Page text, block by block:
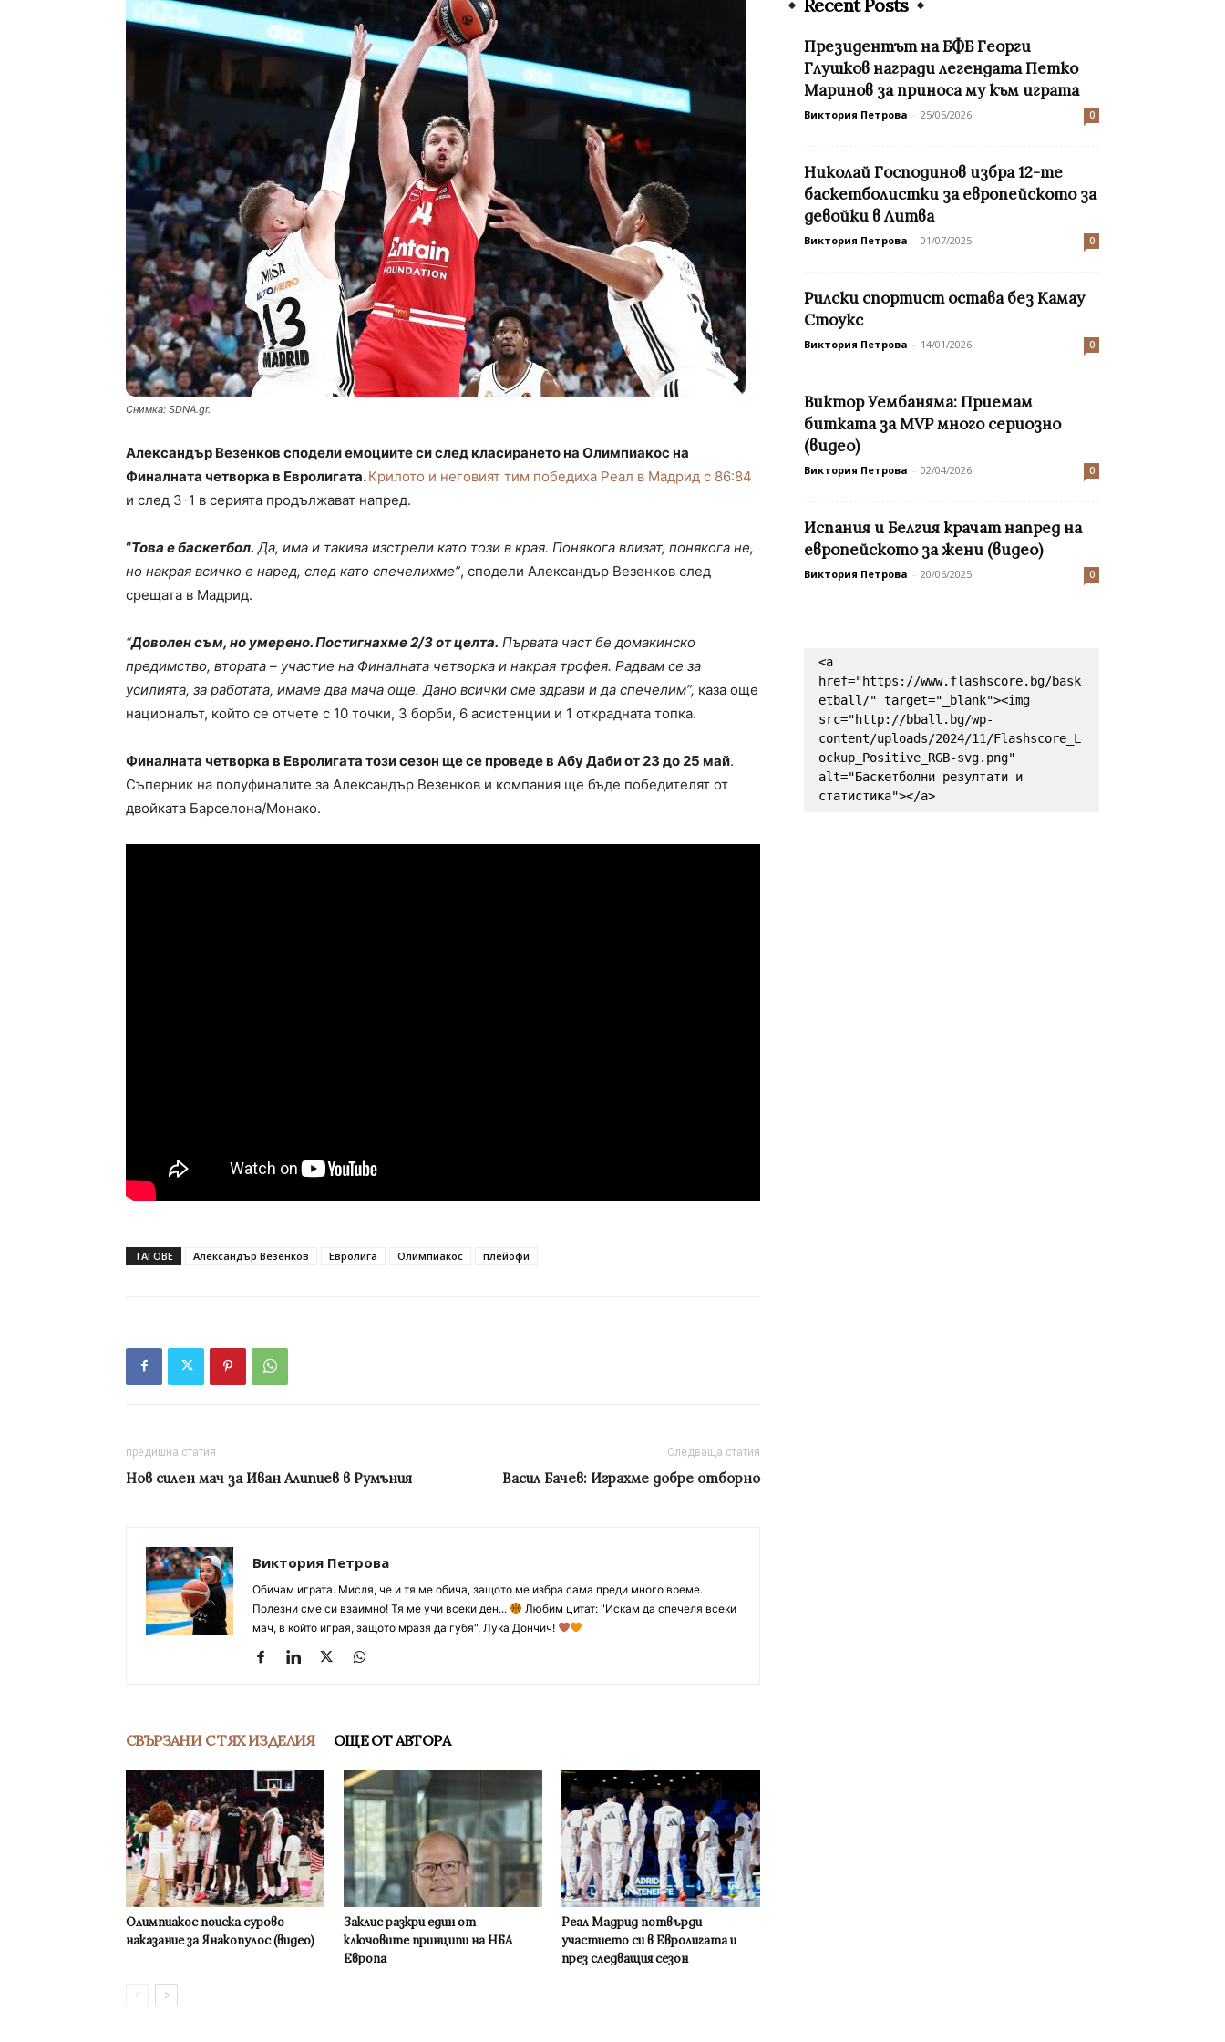
Снимка: SDNA.gr.
Александър Везенков сподели емоциите си след класирането на Олимпиакос на
Финалната четворка в Евролигата.Крилото и неговият тим победиха Реал в Мадрид с 86:84
и след 3-1 в серията продължават напред.
“Това е баскетбол. Да, има и такива изстрели като този в края. Понякога влизат, понякога не,
но накрая всичко е наред, след като спечелихме”, сподели Александър Везенков след
срещата в Мадрид.
“Доволен съм, но умерено. Постигнахме 2/3 от целта. Първата част бе домакинско
предимство, втората – участие на Финалната четворка и накрая трофея. Радвам се за
усилията, за работата, имаме два мача още. Дано всички сме здрави и да спечелим”, каза oще
националът, който се отчете с 10 точки, 3 борби, 6 асистенции и 1 открадната топка.
Финалната четворка в Евролигата този сезон ще се проведе в Абу Даби от 23 до 25 май.
Съперник на полуфиналите за Александър Везенков и компания ще бъде победителят от
двойката Барселона/Монако.
ТАГОВЕ Александър Везенков Евролига Олимпиакос плейофи
предишна статия
Нов силен мач за Иван Алипиев в Румъния
Следваща статия
Васил Бачев: Играхме добре отборно
Виктория Петрова
Обичам играта. Мисля, че и тя ме обича, защото ме избра сама преди много време.
Полезни сме си взаимно! Тя ме учи всеки ден...
Любим цитат: "Искам да спечеля всеки
мач, в който играя, защото мразя да губя", Лука Дончич!
СВЪРЗАНИ С ТЯХ ИЗДЕЛИЯ ОЩЕ ОТ АВТОРА
Олимпиакос поиска сурово
наказание за Янакопулос (видео)
Заклис разкри един от
ключовите принципи на НБА
Европа
Реал Мадрид потвърди
участието си в Евролигата и
през следващия сезон
Recent Posts
Президентът на БФБ Георги
Глушков награди легендата Петко
Маринов за приноса му към играта
Виктория Петрова - 25/05/2026 0
Николай Господинов избра 12-те
баскетболистки за европейското за
девойки в Литва
Виктория Петрова - 01/07/2025 0
Рилски спортист остава без Камау
Стоукс
Виктория Петрова - 14/01/2026 0
Виктор Уембаняма: Приемам
битката за MVP много сериозно
(видео)
Виктория Петрова - 02/04/2026 0
Испания и Белгия крачат напред на
европейското за жени (видео)
Виктория Петрова - 20/06/2025 0
<a
href="https://www.flashscore.bg/bask
etball/" target="_blank"><img
src="http://bball.bg/wp-
content/uploads/2024/11/Flashscore_L
ockup_Positive_RGB-svg.png"
alt="Баскетболни резултати и
статистика"></a>